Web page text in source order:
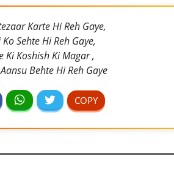
Karte Hi Reh Gaye,
Sehte Hi Reh Gaye,
Ki Koshish Ki Magar ,
Behte Hi Reh Gaye